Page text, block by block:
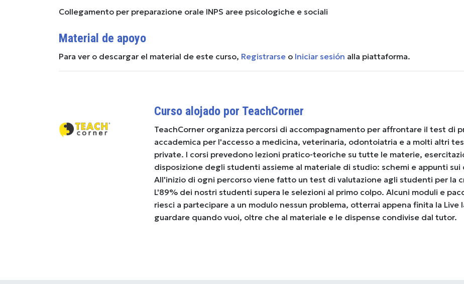
Collegamento per preparazione orale INPS aree psicologiche e sociali
Material de apoyo
Para ver o descargar el material de este curso, Registrarse o Iniciar sesión alla piattaforma.
Curso alojado por TeachCorner
TeachCorner organizza percorsi di accompagnamento per affrontare il test di
accademica per l'accesso a medicina, veterinaria, odontoiatria e a molti altri
private. I corsi prevedono lezioni pratico-teoriche su tutte le materie,
disposizione degli studenti assieme al materiale di studio: schemi e appunti
All'inizio di ogni percorso viene fatto un test di valutazione agli studenti per la
L'89% dei nostri studenti supera le selezioni al primo colpo. Alcuni moduli e
riesci a partecipare a un modulo nessun problema, otterrai appena finita la
guardare quando vuoi, oltre che al materiale e le dispense condivise dal tutor.